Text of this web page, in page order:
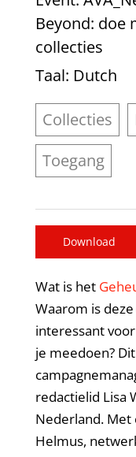
Beyond: doe
collecties
Taal: Dutch
Collecties
Toegang
Download
Wat is het
Waarom is
interessant
je meedoen?
redactielid Lisa
Nederland.
Helmus,